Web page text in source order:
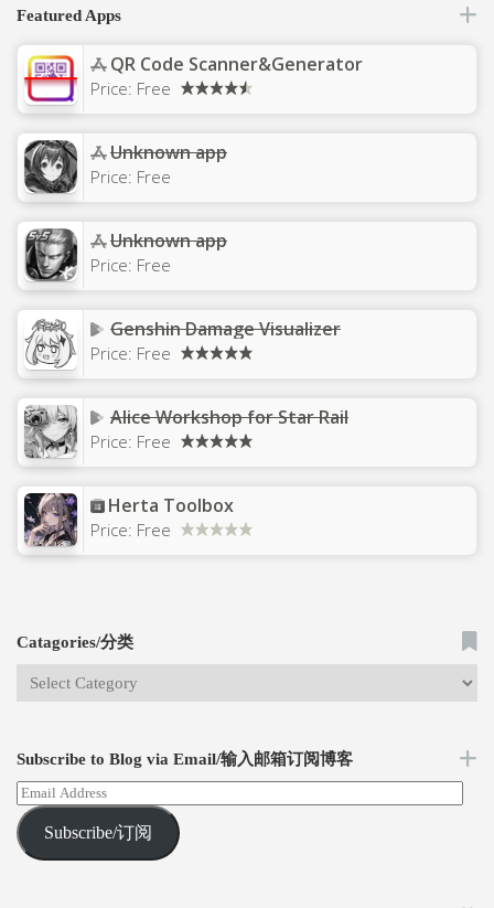
Featured Apps
QR Code Scanner&Generator
Price: Free
Unknown app
Price: Free
Unknown app
Price: Free
Genshin Damage Visualizer
Price: Free
Alice Workshop for Star Rail
Price: Free
Herta Toolbox
Price: Free
Catagories/分类
Subscribe to Blog via Email/输入邮箱订阅博客
Subscribe/订阅